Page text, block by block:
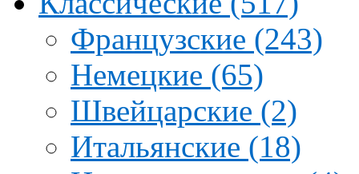
Французские (243)
Немецкие (65)
Швейцарские (2)
Итальянские (18)